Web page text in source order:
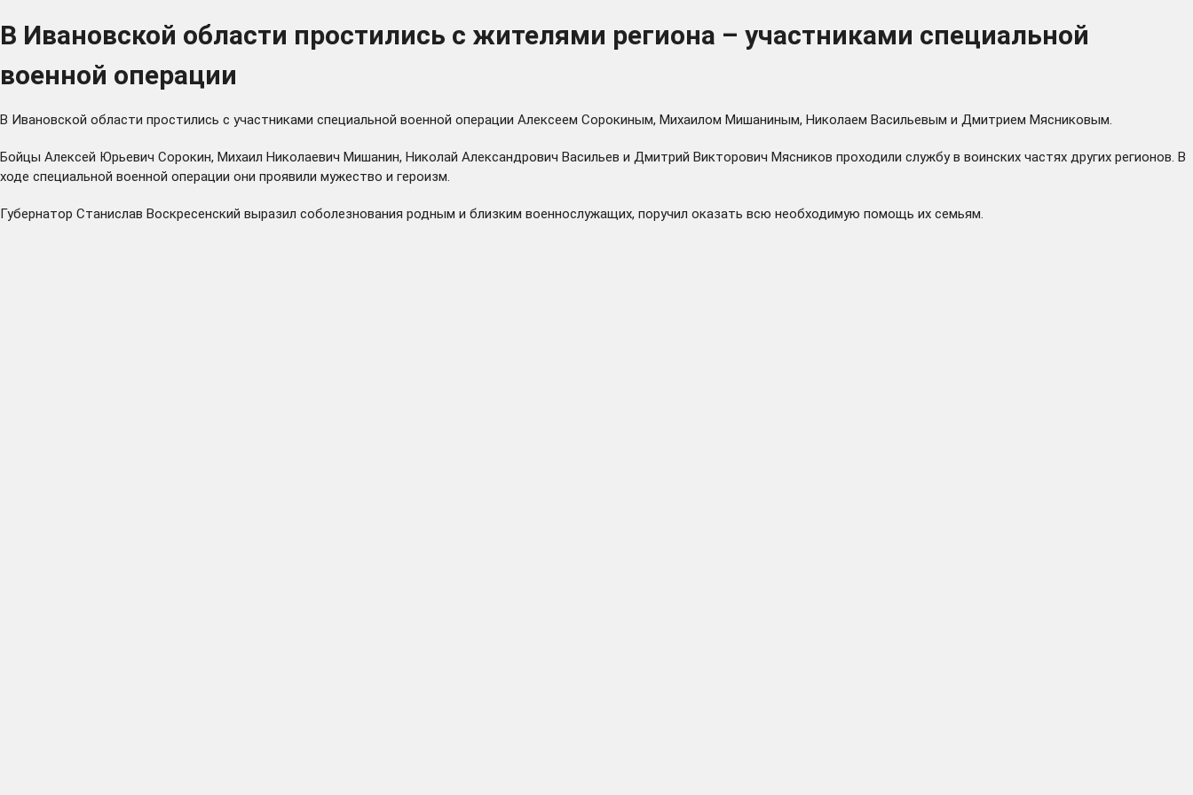
В Ивановской области простились с жителями региона – участниками специальной
военной операции
В Ивановской области простились с участниками специальной военной операции Алексеем Сорокиным, Михаилом Мишаниным, Николаем Васильевым и Дмитрием Мясниковым.
Бойцы Алексей Юрьевич Сорокин, Михаил Николаевич Мишанин, Николай Александрович Васильев и Дмитрий Викторович Мясников проходили службу в воинских частях других регионов. В
ходе специальной военной операции они проявили мужество и героизм.
Губернатор Станислав Воскресенский выразил соболезнования родным и близким военнослужащих, поручил оказать всю необходимую помощь их семьям.